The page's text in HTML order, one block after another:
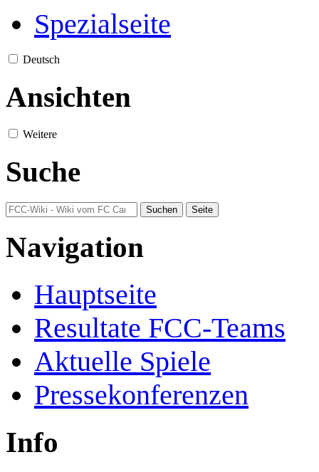
Spezialseite
Deutsch
Ansichten
Weitere
Suche
Navigation
Hauptseite
Resultate FCC-Teams
Aktuelle Spiele
Pressekonferenzen
Info